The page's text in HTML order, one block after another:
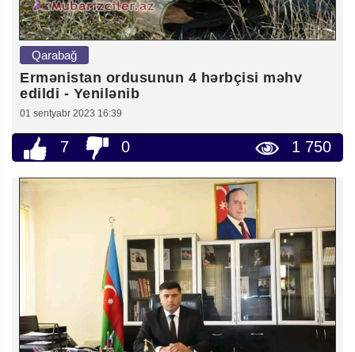
Qarabağ
Ermənistan ordusunun 4 hərbçisi məhv
edildi - Yenilənib
01 sentyabr 2023 16:39
7 0 1 750